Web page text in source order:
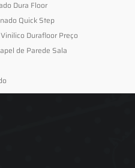
Dura Floor
Quick Step
Durafloor Preço
de Parede Sala